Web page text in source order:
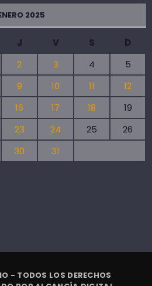
2025
J V S
D
2 3 4
5
9 10 11
12
16 17 18
19
23 24 25
26
30
31
- TODOS LOS DERECHOS